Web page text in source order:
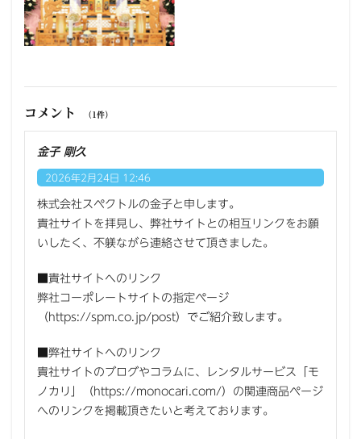
コメント （1件）
金子 剛久
2026年2月24日 12:46
株式会社スペクトルの金子と申します。
貴社サイトを拝見し、弊社サイトとの相互リンクをお願
いしたく、不躾ながら連絡させて頂きました。
■貴社サイトへのリンク
弊社コーポレートサイトの指定ページ
（https://spm.co.jp/post）でご紹介致します。
■弊社サイトへのリンク
貴社サイトのブログやコラムに、レンタルサービス「モ
ノカリ」（https://monocari.com/）の関連商品ページ
へのリンクを掲載頂きたいと考えております。